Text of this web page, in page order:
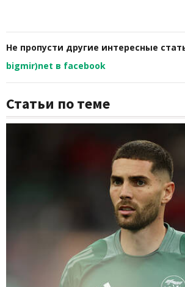
Не пропусти другие интересные
bigmir)net в facebook
Статьи по теме